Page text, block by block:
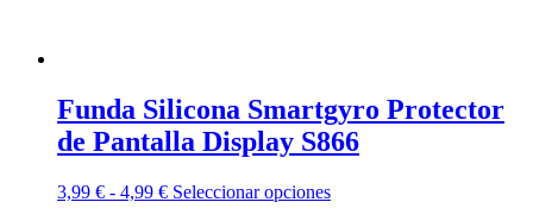
Funda Silicona Smartgyro Protector
de Pantalla Display S866
3,99 € - 4,99 €Rango
Seleccionar opcionesEste